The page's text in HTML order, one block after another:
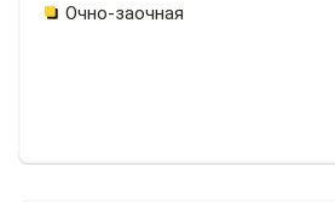
Очно-заочная